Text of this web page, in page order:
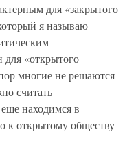
для «закрытого
я называю
для «открытого
многие не решаются
считать
находимся в
к открытому обществу